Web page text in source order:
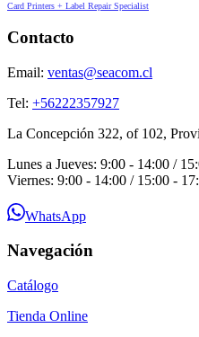
Card Printers + Label Repair Specialist
Contacto
Email: ventas@seacom.cl
Tel: +56222357927
La Concepción 322, of 102,
Lunes a Jueves: 9:00 - 14:00 /
Viernes: 9:00 - 14:00 / 15:00 -
WhatsApp
Navegación
Catálogo
Tienda Online